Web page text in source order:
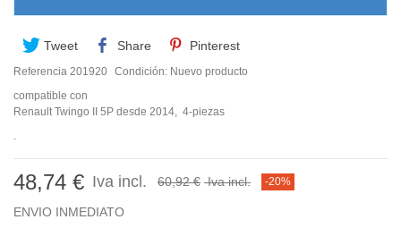
Tweet Share Pinterest
Referencia 201920 Condición: Nuevo producto
compatible con
Renault Twingo II 5P desde 2014, 4-piezas
.
48,74 € Iva incl. 60,92 € Iva incl. -20%
ENVIO INMEDIATO